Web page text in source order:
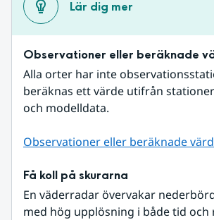
Lär dig mer
Observationer eller beräknade
Alla orter har inte
beräknas ett värde utifrån
och modelldata.
Observationer eller beräknade
Få koll på skurarna
En väderradar övervakar
med hög upplösning i både tid och